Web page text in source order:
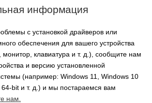
информация
с установкой драйверов или
обеспечения для вашего устройства
монитор, клавиатура и т. д.), сообщите нам
и версию установленной
(например: Windows 11, Windows 10
bit и т. д.) и мы постараемся вам
нам.